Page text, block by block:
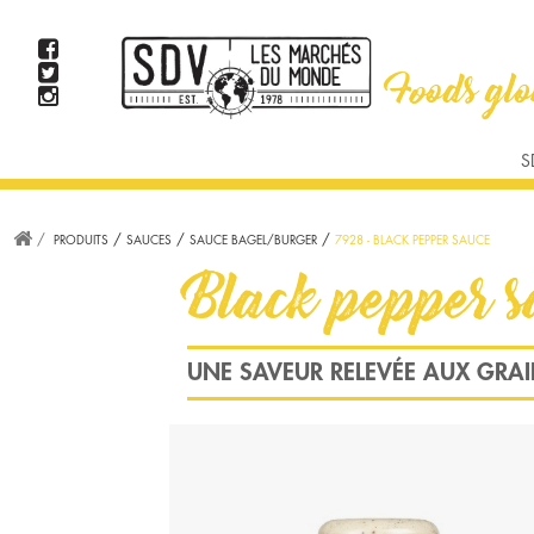
WOK, CURRY ET
PRODUITS SAUCES SAUCE BAGEL/BURGER 7928 - BLACK PEPPER SAUCE
Black pepper
UNE SAVEUR RELEVÉE AUX